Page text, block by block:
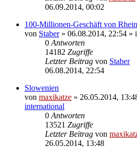
06.09.2014, 00:02
100-Millionen-Geschäft von
von Staber» 06.08.2014, 22:54 »
0 Antworten
14182 Zugriffe
Letzter Beitrag von Staber
06.08.2014, 22:54
Slowenien
von maxikatze » 26.05.2014,
international
0 Antworten
13521 Zugriffe
Letzter Beitrag von
26.05.2014, 13:48